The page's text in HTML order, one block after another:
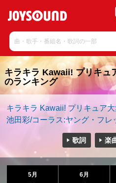
キラキラ Kawaii! プリキュ
のランキング
キラキラ Kawaii! プリキュア
池田彩/コーラス:ヤング・フレ
歌詞 楽
5月 6月